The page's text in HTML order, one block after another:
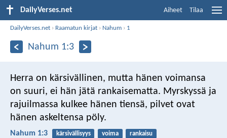
DailyVerses.net Aiheet Tilaa
DailyVerses.net › Raamatun kirjat › Nahum › 1
Nahum 1:3
Herra on kärsivällinen, mutta hänen voimansa
on suuri, ei hän jätä rankaisematta. Myrskyssä ja
rajuilmassa kulkee hänen tiensä, pilvet ovat
hänen askeltensa pöly.
Nahum 1:3 kärsivällisyys voima rankaisu